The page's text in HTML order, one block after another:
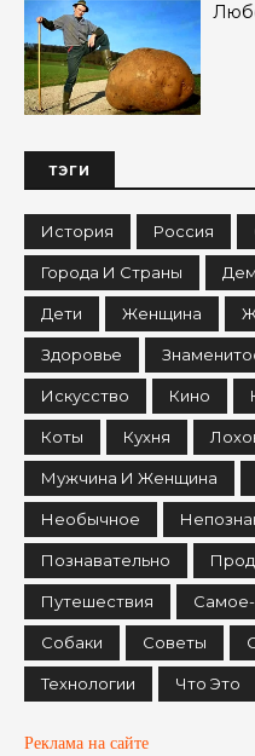
ТЭГИ
История Россия
Города И Страны
Дети Женщина
Здоровье
Искусство Кино
Коты Кухня
Мужчина И Женщина
Необычное
Познавательно
Путешествия
Собаки Советы
Технологии Что Это
Реклама на сайте